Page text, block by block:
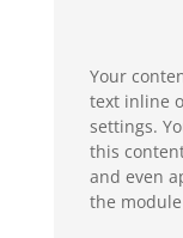
Your
text inline
settings.
this
and even
the